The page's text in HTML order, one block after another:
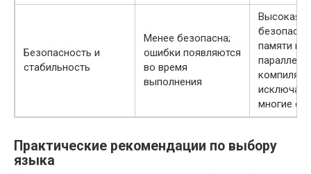
Безопасность и
стабильность
Менее безопасна;
ошибки появляются
во время
выполнения
Высокая
памяти и
исключает
многие
Практические рекомендации по выбору
языка